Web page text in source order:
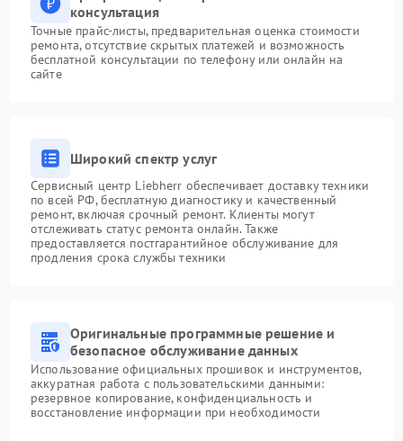
консультация
Точные прайс-листы, предварительная оценка стоимости
ремонта, отсутствие скрытых платежей и возможность
бесплатной консультации по телефону или онлайн на
сайте
Широкий спектр услуг
Сервисный центр Liebherr обеспечивает доставку техники
по всей РФ, бесплатную диагностику и качественный
ремонт, включая срочный ремонт. Клиенты могут
отслеживать статус ремонта онлайн. Также
предоставляется постгарантийное обслуживание для
продления срока службы техники
Оригинальные программные решение и
безопасное обслуживание данных
Использование официальных прошивок и инструментов,
аккуратная работа с пользовательскими данными:
резервное копирование, конфиденциальность и
восстановление информации при необходимости